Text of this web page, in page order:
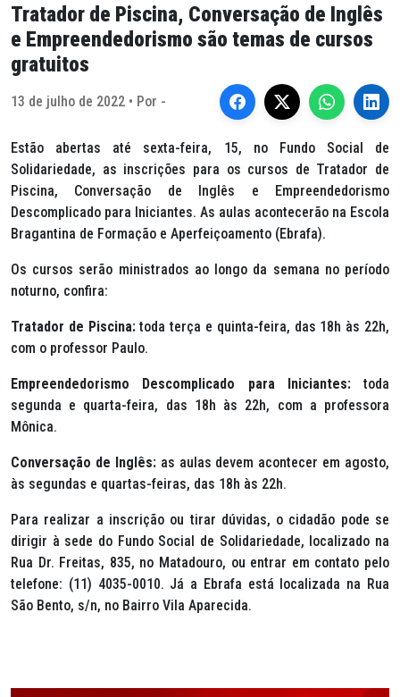
Tratador de Piscina, Conversação de Inglês
e Empreendedorismo são temas de cursos
gratuitos
13 de julho de 2022 • Por -
Estão abertas até sexta-feira, 15, no Fundo Social de
Solidariedade, as inscrições para os cursos de Tratador de
Piscina, Conversação de Inglês e Empreendedorismo
Descomplicado para Iniciantes. As aulas acontecerão na Escola
Bragantina de Formação e Aperfeiçoamento (Ebrafa).
Os cursos serão ministrados ao longo da semana no período
noturno, confira:
Tratador de Piscina:toda terça e quinta-feira, das 18h às 22h,
com o professor Paulo.
Empreendedorismo Descomplicado para Iniciantes:toda
segunda e quarta-feira, das 18h às 22h, com a professora
Mônica.
Conversação de Inglês: as aulas devem acontecer em agosto,
às segundas e quartas-feiras, das 18h às 22h.
Para realizar a inscrição ou tirar dúvidas, o cidadão pode se
dirigir à sede do Fundo Social de Solidariedade, localizado na
Rua Dr. Freitas, 835, no Matadouro, ou entrar em contato pelo
telefone: (11) 4035-0010. Já a Ebrafa está localizada na Rua
São Bento, s/n, no Bairro Vila Aparecida.